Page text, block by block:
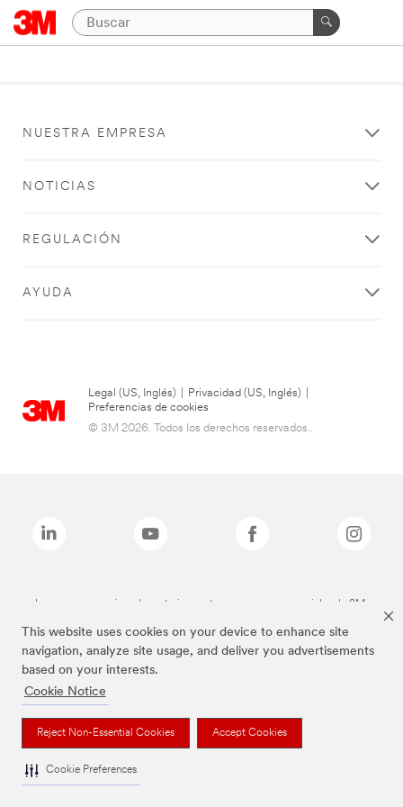
This website uses cookies on your device to enhance site
navigation, analyze site usage, and deliver you advertisements
based on your interests.
Cookie Notice
Reject Non-Essential Cookies Accept Cookies
Cookie Preferences
NUESTRA EMPRESA
NOTICIAS
REGULACIÓN
AYUDA
Legal (US, Inglés) Privacidad (US, Inglés)
Preferencias de cookies
© 3M 2026. Todos los derechos reservados..
Las marcas mencionadas anteriormente son marcas comerciales de 3M.